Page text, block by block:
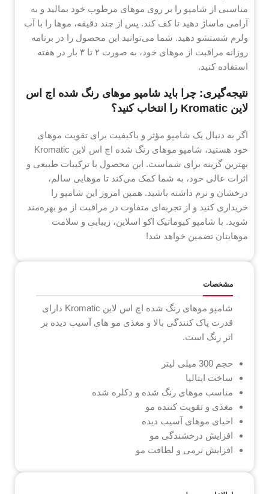
مناسبی از شامپو را بر روی موهای مرطوب خود بمالید و به
آرامی ماساژ دهید تا کف کند. پس از چند دقیقه، موها را با آب
ولرم شستشو دهید. شما می‌توانید این محصول را در برنامه
روزانه مراقبت از موهای خود، به صورت ۲ تا ۳ بار در هفته
استفاده کنید.
نتیجه‌گیری: چرا باید شامپو موهای رنگ شده اچ اس
لاین Kromatic را انتخاب کنید؟
اگر به دنبال یک شامپو مؤثر و باکیفیت برای تقویت موهای
خود هستید، شامپو موهای رنگ شده اچ اس لاین Kromatic
بهترین گزینه برای شماست. این محصول با ترکیبات طبیعی و
اثرات عالی خود، به شما کمک می‌کند تا موهایی سالم،
درخشان و نرم داشته باشید. همین امروز این شامپو را
خریداری کنید و از تجربه‌ای متفاوت در مراقبت از مو بهره‌مند
شوید. با شامپو کیوماتیک اکو اسلاین، زیبایی و سلامت
موهایتان تضمین خواهد شد!
مشخصات
شامپو موهای رنگ شده اچ اس لاین Kromatic دارای
قدرت پاک کنندگی بالا و مغذی مو های آسیب دیده بر
اثر رنگ است.
حجم 300 میلی لیتر
ساخت ایتالیا
مناسب موهای رنگ شده و دکلره شده
مغذی و تقویت کننده مو
احیای موهای آسیب دیده
افزایش درخشندگی مو
افزایش نرمی و لطافت مو